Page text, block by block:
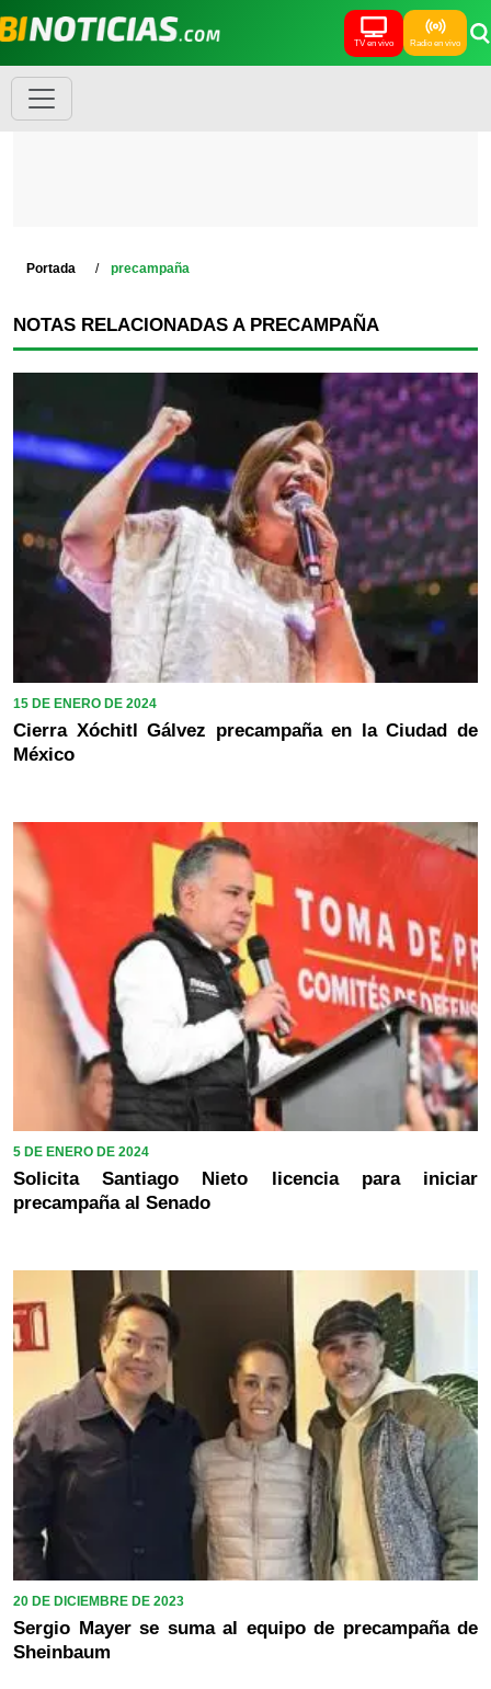
TV en vivo Radio en vivo
Portada precampaña
NOTAS RELACIONADAS A PRECAMPAÑA
15 DE ENERO DE 2024
Cierra Xóchitl Gálvez precampaña en la Ciudad de
México
5 DE ENERO DE 2024
Solicita Santiago Nieto licencia para iniciar
precampaña al Senado
20 DE DICIEMBRE DE 2023
Sergio Mayer se suma al equipo de precampaña de
Sheinbaum